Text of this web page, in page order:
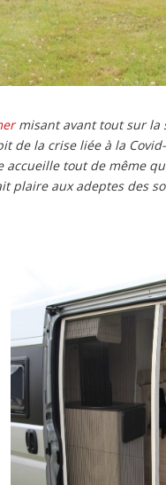
misant avant tout sur la
de la crise liée à la
accueille tout de même
plaire aux adeptes des